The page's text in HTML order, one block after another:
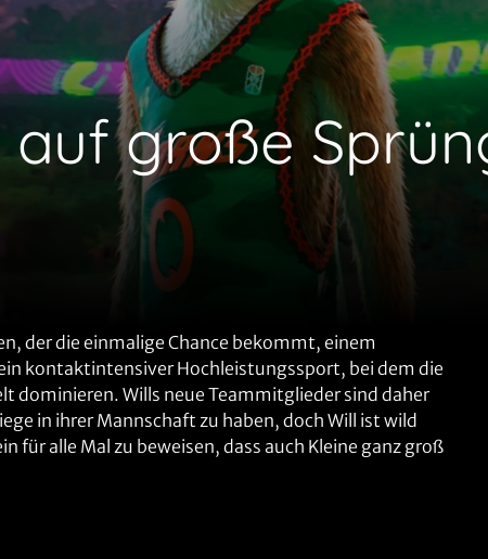
auf große
der die einmalige Chance bekommt, einem
kontaktintensiver Hochleistungssport, bei dem die
dominieren. Wills neue Teammitglieder sind daher
in ihrer Mannschaft zu haben, doch Will ist wild
für alle Mal zu beweisen, dass auch Kleine ganz groß